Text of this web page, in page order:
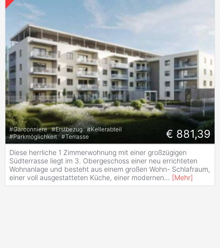
#Garconniere #Erstbezug #Kellerabteil
#Parkmöglichkeit #Terrasse € 881,39
Diese herrliche 1 Zimmerwohnung mit einer großzügigen
Südterrasse liegt im 3. Obergeschoss einer neu errichteten
Wohnanlage und besteht aus einem großen Wohn- Schlafraum,
einer voll ausgestatteten Küche, einer modernen... [Mehr]